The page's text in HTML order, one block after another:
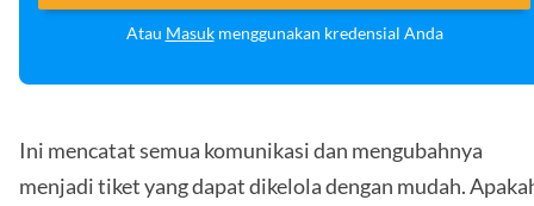
Atau Masukmenggunakan kredensial Anda
Ini mencatat semua komunikasi dan mengubahnya
menjadi tiket yang dapat dikelola dengan mudah.